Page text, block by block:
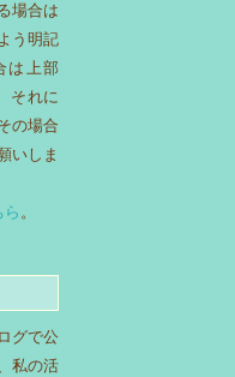
場合は
う明記
は上部
それに
の場合
いしま
。
グで公
私の活